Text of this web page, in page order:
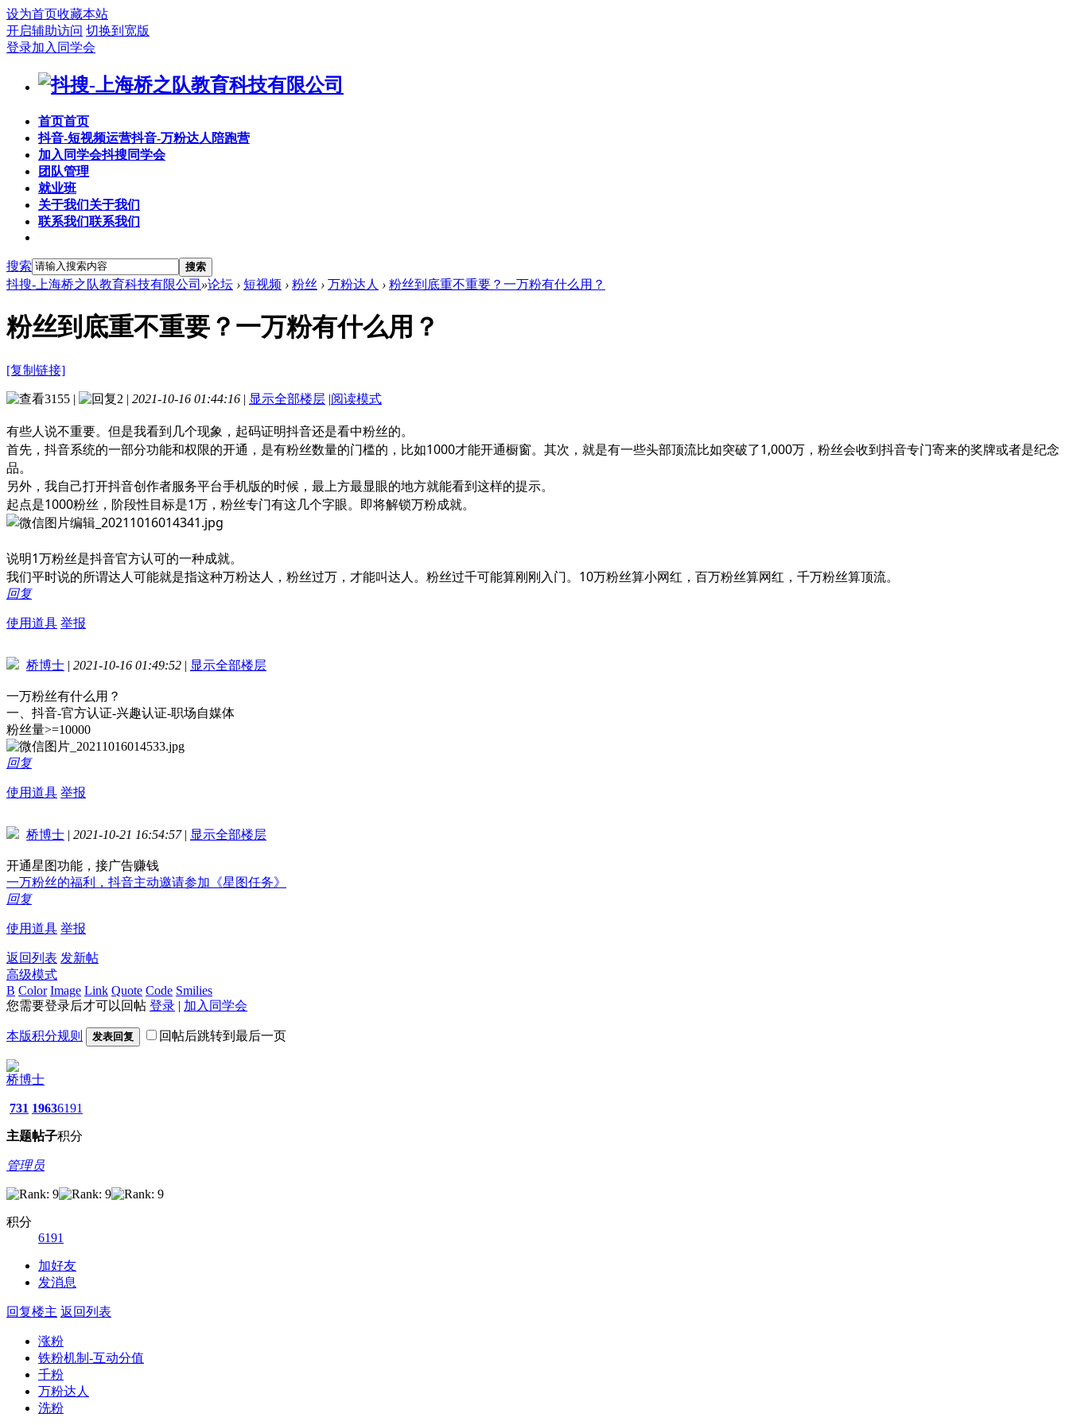
设为首页收藏本站
开启辅助访问 切换到宽版
登录加入同学会
首页首页
抖音-短视频运营抖音-万粉达人陪跑营
加入同学会抖搜同学会
团队管理
就业班
关于我们关于我们
联系我们联系我们
搜索 搜索
抖搜-上海桥之队教育科技有限公司 »论坛 › 短视频 › 粉丝 › 万粉达人 › 粉丝到底重不重要？一万粉有什么用？
粉丝到底重不重要？一万粉有什么用？
[复制链接]
3155 | 2 | 2021-10-16 01:44:16 | 显示全部楼层 |阅读模式
有些人说不重要。但是我看到几个现象，起码证明抖音还是看中粉丝的。
首先，抖音系统的一部分功能和权限的开通，是有粉丝数量的门槛的，比如1000才能开通橱窗。其次，就是有一些头部顶流比如突破了1,000万，粉丝会收到抖音专门寄来的奖牌或者是纪念
品。
另外，我自己打开抖音创作者服务平台手机版的时候，最上方最显眼的地方就能看到这样的提示。
起点是1000粉丝，阶段性目标是1万，粉丝专门有这几个字眼。即将解锁万粉成就。
说明1万粉丝是抖音官方认可的一种成就。
我们平时说的所谓达人可能就是指这种万粉达人，粉丝过万，才能叫达人。粉丝过千可能算刚刚入门。10万粉丝算小网红，百万粉丝算网红，千万粉丝算顶流。
回复
使用道具 举报
桥博士 | 2021-10-16 01:49:52 | 显示全部楼层
一万粉丝有什么用？
一、抖音-官方认证-兴趣认证-职场自媒体
粉丝量>=10000
回复
使用道具 举报
桥博士 | 2021-10-21 16:54:57 | 显示全部楼层
开通星图功能，接广告赚钱
一万粉丝的福利，抖音主动邀请参加《星图任务》
回复
使用道具 举报
返回列表 发新帖
高级模式
B Color Image Link Quote Code Smilies
您需要登录后才可以回帖 登录 | 加入同学会
本版积分规则 发表回复 回帖后跳转到最后一页
桥博士
731
主题
1963
帖子
6191
积分
管理员
积分
6191
加好友
发消息
回复楼主 返回列表
涨粉
铁粉机制-互动分值
千粉
万粉达人
洗粉